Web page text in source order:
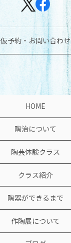
仮予約・お問い合わせ
HOME
陶治について
陶芸体験クラス
クラス紹介
陶器ができるまで
作陶展について